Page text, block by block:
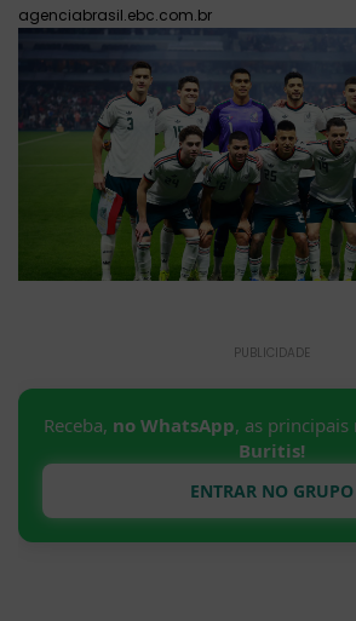
agenciabrasil.ebc.com.br
PUBLICIDADE
Receba, no WhatsApp, as principais
Buritis!
ENTRAR NO GRUPO